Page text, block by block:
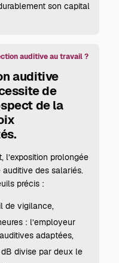
son capital
auditive au travail ?
auditive
de
de la
l’exposition prolongée
des salariés.
précis :
de vigilance,
: l’employeur
adaptées,
divise par deux le